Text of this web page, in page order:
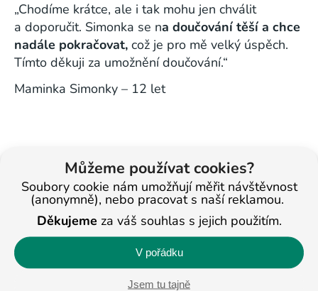
Můžeme používat cookies?
Soubory cookie nám umožňují měřit návštěvnost
(anonymně), nebo pracovat s naší reklamou.
Děkujeme za váš souhlas s jejich použitím.
V pořádku
Jsem tu tajně
„Chodíme krátce, ale i tak mohu jen chválit
a doporučit. Simonka se na doučování těší a chce
nadále pokračovat, což je pro mě velký úspěch.
Tímto děkuji za umožnění doučování.“
Maminka Simonky – 12 let
„Do BASICu jezdím pravidelně, moc mi to pomáhá
v učení hlavně matematice. Moc mě to baví. Ve
škole sem se zlepšila všeobecně,pochopila jsem
proč se vlastně učím a proč je to důležité. Do
BASICu jezdím ráda je tam zábava, paní učitelku
mám moc ráda, je to člověk, který mi rozumí
a chápe.“